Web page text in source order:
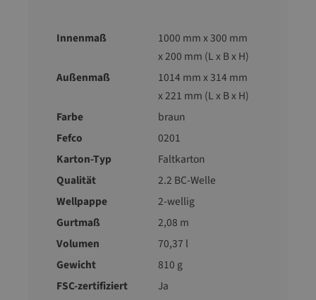
Innenmaß
1000 mm x 300 mm
x 200 mm (L x B x H)
Außenmaß
1014 mm x 314 mm
x 221 mm (L x B x H)
Farbe
braun
Fefco
0201
Karton-Typ
Faltkarton
Qualität
2.2 BC-Welle
Wellpappe
2-wellig
Gurtmaß
2,08 m
Volumen
70,37 l
Gewicht
810 g
FSC-zertifiziert
Ja